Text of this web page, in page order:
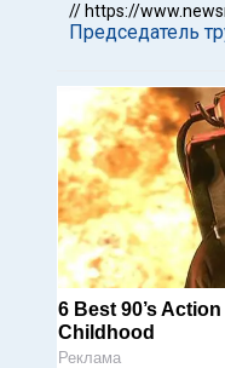
// https://
Председатель
6 Best 90’s
Childhood
Реклама